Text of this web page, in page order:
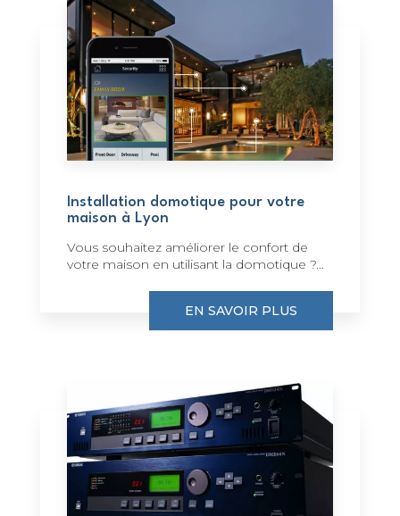
Installation domotique pour votre
maison à Lyon
Vous souhaitez améliorer le confort de
votre maison en utilisant la domotique ?...
EN SAVOIR PLUS